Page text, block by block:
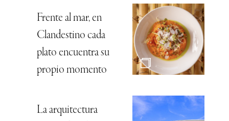
Frente al mar, en
Clandestino cada
plato encuentra su
propio momento
La arquitectura